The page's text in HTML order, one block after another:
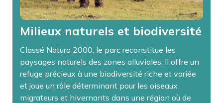
Milieux naturels et biodiversité
Classé Natura 2000, le parc reconstitue les
paysages naturels des zones alluviales. Il offre un
refuge précieux à une biodiversité riche et variée
et joue un rôle déterminant pour les oiseaux
migrateurs et hivernants dans une région où de